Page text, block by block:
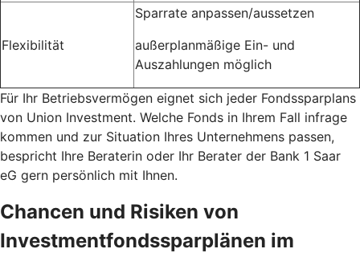
Flexibilität
Sparrate anpassen/aussetzen
außerplanmäßige Ein- und
Auszahlungen möglich
Für Ihr Betriebsvermögen eignet sich jeder Fondssparplans
von Union Investment. Welche Fonds in Ihrem Fall infrage
kommen und zur Situation Ihres Unternehmens passen,
bespricht Ihre Beraterin oder Ihr Berater der Bank 1 Saar
eG gern persönlich mit Ihnen.
Chancen und Risiken von
Investmentfondssparplänen im